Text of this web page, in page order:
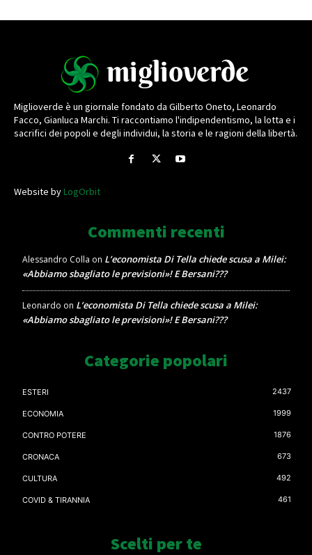
Miglioverde è un giornale fondato da Gilberto Oneto, Leonardo
Facco, Gianluca Marchi. Ti raccontiamo l'indipendentismo, la lotta e i
sacrifici dei popoli e degli individui, la storia e le ragioni della libertà.
Website byLogOrbit
Commenti recenti
Alessandro Colla on L’economista Di Tella chiede scusa a Milei:
«Abbiamo sbagliato le previsioni»! E Bersani???
Leonardo on L’economista Di Tella chiede scusa a Milei:
«Abbiamo sbagliato le previsioni»! E Bersani???
Categorie popolari
ESTERI 2437
ECONOMIA 1999
CONTRO POTERE 1876
CRONACA 673
CULTURA 492
COVID & TIRANNIA 461
Scelti per te